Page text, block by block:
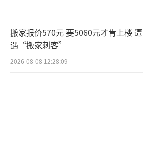
搬家报价570元 要5060元才肯上楼 遭
遇“搬家刺客”
2026-08-08 12:28:09